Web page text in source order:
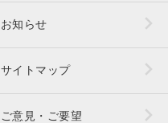
お知らせ
サイトマップ
ご意見・ご要望